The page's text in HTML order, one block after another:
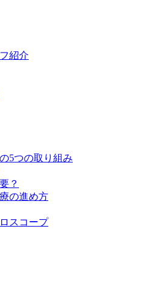
紹介
5つの取り組み
？
の進め方
スコープ